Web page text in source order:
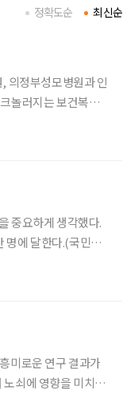
최신순
정확도순
의정부성모병원과 인
중요하게 생각했다.
명에 달한다.(국민건
미로운 연구 결과가
쇠에 영향을 미치는